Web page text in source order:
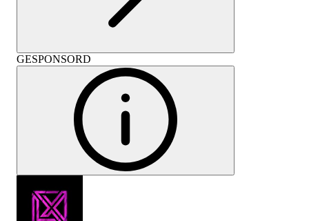
GESPONSORD